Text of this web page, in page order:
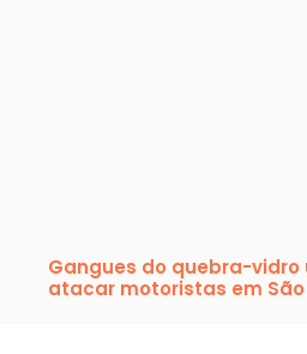
Gangues do quebra-
atacar motoristas em São